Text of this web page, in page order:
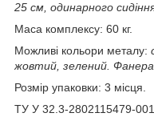
25 см, одинарного
Маса комплексу: 60 кг.
Можливі кольори металу:
жовтий, зелений. Фанера
Розмір упаковки: 3 місця.
ТУ У 32.3-2802115479-